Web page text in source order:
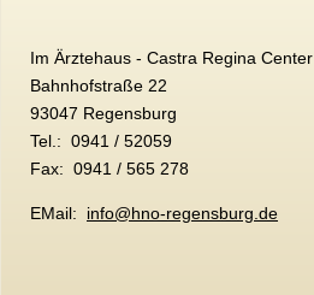
Im Ärztehaus - Castra Regina Center
Bahnhofstraße 22
93047 Regensburg
Tel.: 0941 / 52059
Fax: 0941 / 565 278
EMail: info@hno-regensburg.de